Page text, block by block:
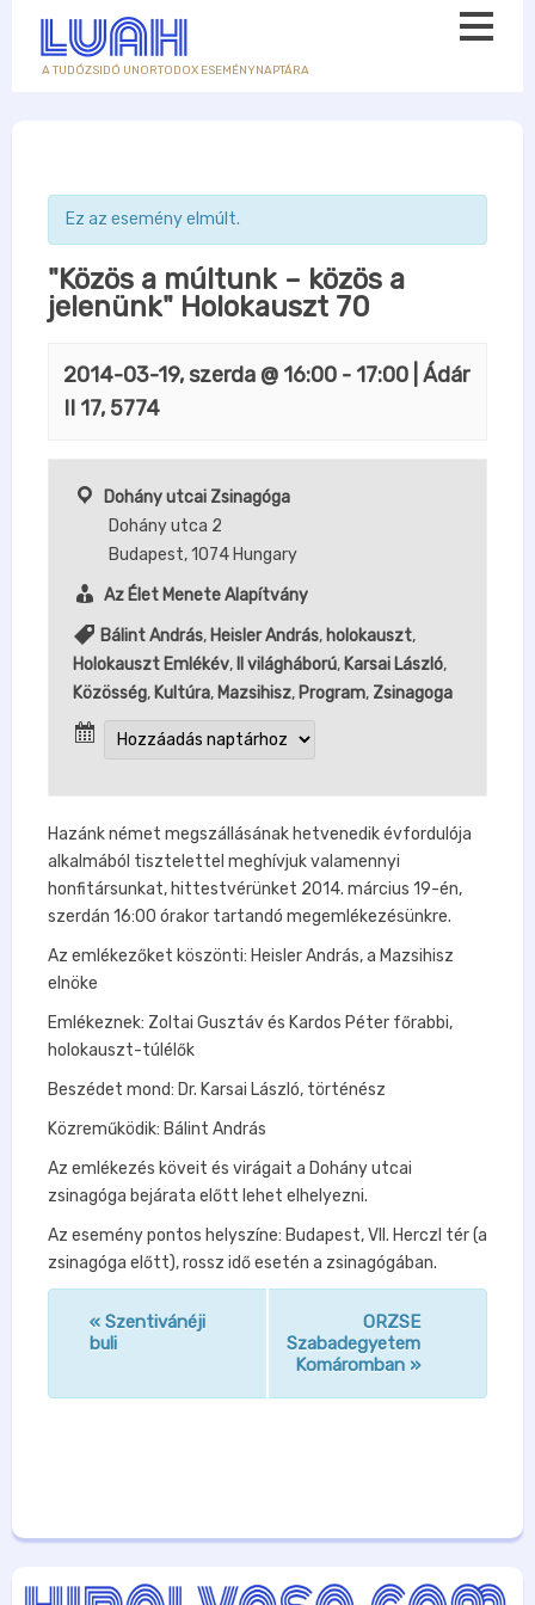
A TUDÓZSIDÓ UNORTODOX ESEMÉNYNAPTÁRA
Ez az esemény elmúlt.
"Közös a múltunk – közös a
jelenünk" Holokauszt 70
2014-03-19, szerda @ 16:00 - 17:00 | Ádár
II 17, 5774
Dohány utcai Zsinagóga
Dohány utca 2
Budapest,1074 Hungary
Az Élet Menete Alapítvány
Bálint András, Heisler András, holokauszt,
Holokauszt Emlékév, II világháború, Karsai László,
Közösség, Kultúra, Mazsihisz, Program, Zsinagoga
Hazánk német megszállásának hetvenedik évfordulója
alkalmából tisztelettel meghívjuk valamennyi
honfitársunkat, hittestvérünket 2014. március 19-én,
szerdán 16:00 órakor tartandó megemlékezésünkre.
Az emlékezőket köszönti: Heisler András, a Mazsihisz
elnöke
Emlékeznek: Zoltai Gusztáv és Kardos Péter főrabbi,
holokauszt-túlélők
Beszédet mond: Dr. Karsai László, történész
Közreműködik: Bálint András
Az emlékezés köveit és virágait a Dohány utcai
zsinagóga bejárata előtt lehet elhelyezni.
Az esemény pontos helyszíne: Budapest, VII. Herczl tér (a
zsinagóga előtt), rossz idő esetén a zsinagógában.
v
c
« Szentivánéji
buli
ORZSE
Szabadegyetem
Komáromban »